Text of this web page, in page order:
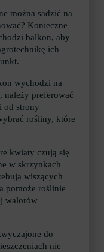
można sadzić na
Konieczne
balkon, aby
ich
wychodzi na
należy preferować
od strony
rośliny, które
kwiaty czują się
w skrzynkach
wiszących
pomoże roślinie
walorów
do
nie